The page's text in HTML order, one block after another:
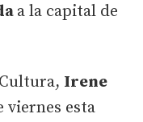
a la capital de
Irene
viernes esta